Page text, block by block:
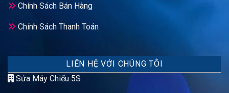
Chính Sách Bán Hàng
Chính Sách Thanh Toán
LIÊN HỆ VỚI CHÚNG TÔI
Sửa Máy Chiếu 5S